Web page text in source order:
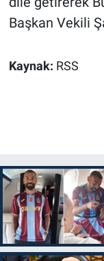
Başkan Vekili
Kaynak: RSS